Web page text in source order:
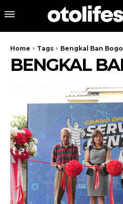
Home Tags Bengkal Ban
BENGKAL